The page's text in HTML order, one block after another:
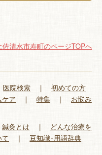
清水市寿町のページTOPへ
医院検索 ｜ 初めての方
ケア ｜ 特集 ｜ お悩み
鍼灸とは ｜ どんな治療を
｜ 豆知識･用語辞典